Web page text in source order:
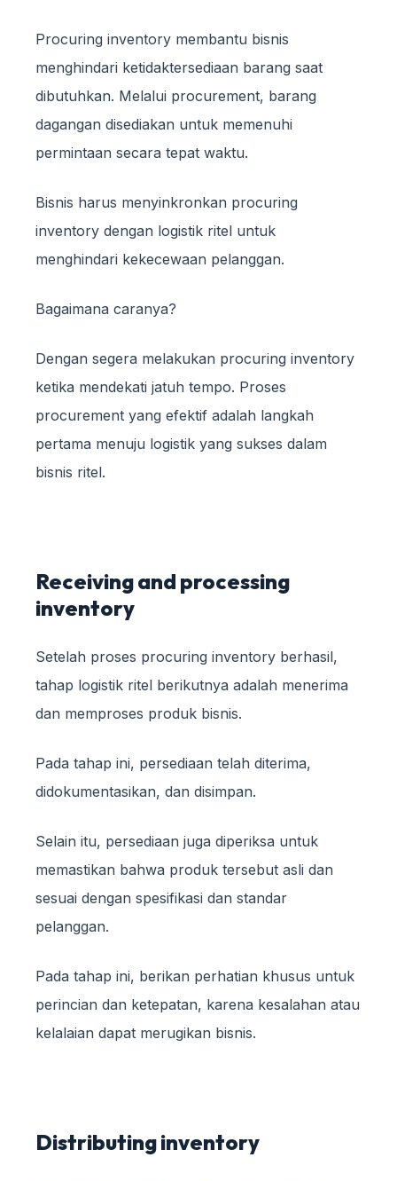
Procuring inventory membantu bisnis
menghindari ketidaktersediaan barang saat
dibutuhkan. Melalui procurement, barang
dagangan disediakan untuk memenuhi
permintaan secara tepat waktu.
Bisnis harus menyinkronkan procuring
inventory dengan logistik ritel untuk
menghindari kekecewaan pelanggan.
Bagaimana caranya?
Dengan segera melakukan procuring inventory
ketika mendekati jatuh tempo. Proses
procurement yang efektif adalah langkah
pertama menuju logistik yang sukses dalam
bisnis ritel.
Receiving and processing
inventory
Setelah proses procuring inventory berhasil,
tahap logistik ritel berikutnya adalah menerima
dan memproses produk bisnis.
Pada tahap ini, persediaan telah diterima,
didokumentasikan, dan disimpan.
Selain itu, persediaan juga diperiksa untuk
memastikan bahwa produk tersebut asli dan
sesuai dengan spesifikasi dan standar
pelanggan.
Pada tahap ini, berikan perhatian khusus untuk
perincian dan ketepatan, karena kesalahan atau
kelalaian dapat merugikan bisnis.
Distributing inventory